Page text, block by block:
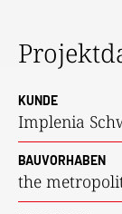
KUNDE
Implenia
BAUVORHABEN
the